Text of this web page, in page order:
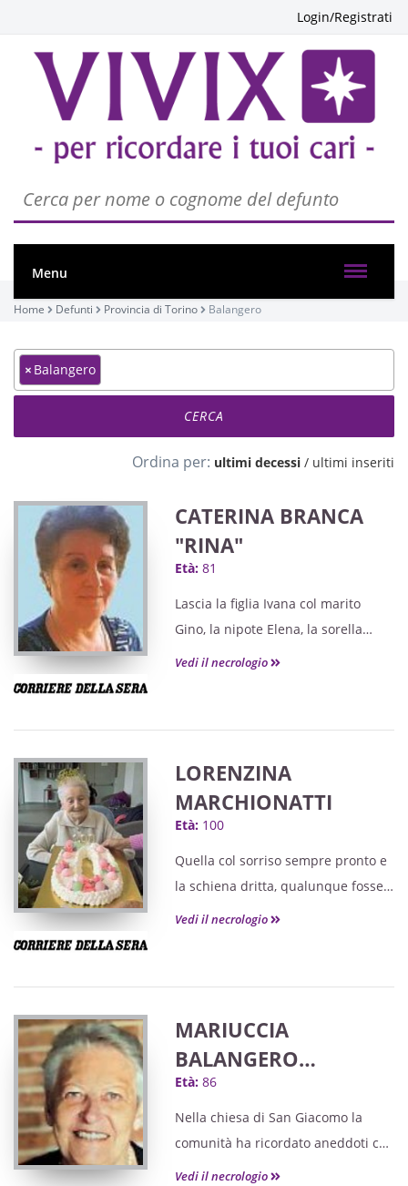
Login/Registrati
Menu
Home Defunti Provincia di Torino Balangero
× Balangero
Ordina per: ultimi decessi / ultimi inseriti
CATERINA BRANCA
"RINA"
Età: 81
Lascia la figlia Ivana col marito
Gino, la nipote Elena, la sorella
Annunziata con il marito Agazio, e il
Vedi il necrologio
LORENZINA
MARCHIONATTI
Età: 100
Quella col sorriso sempre pronto e
la schiena dritta, qualunque fosse il
vento.
Vedi il necrologio
MARIUCCIA
BALANGERO
"MARIUCCIA D’BEP"
Età: 86
Nella chiesa di San Giacomo la
comunità ha ricordato aneddoti che
parlano di una vita fatta di piccoli
Vedi il necrologio